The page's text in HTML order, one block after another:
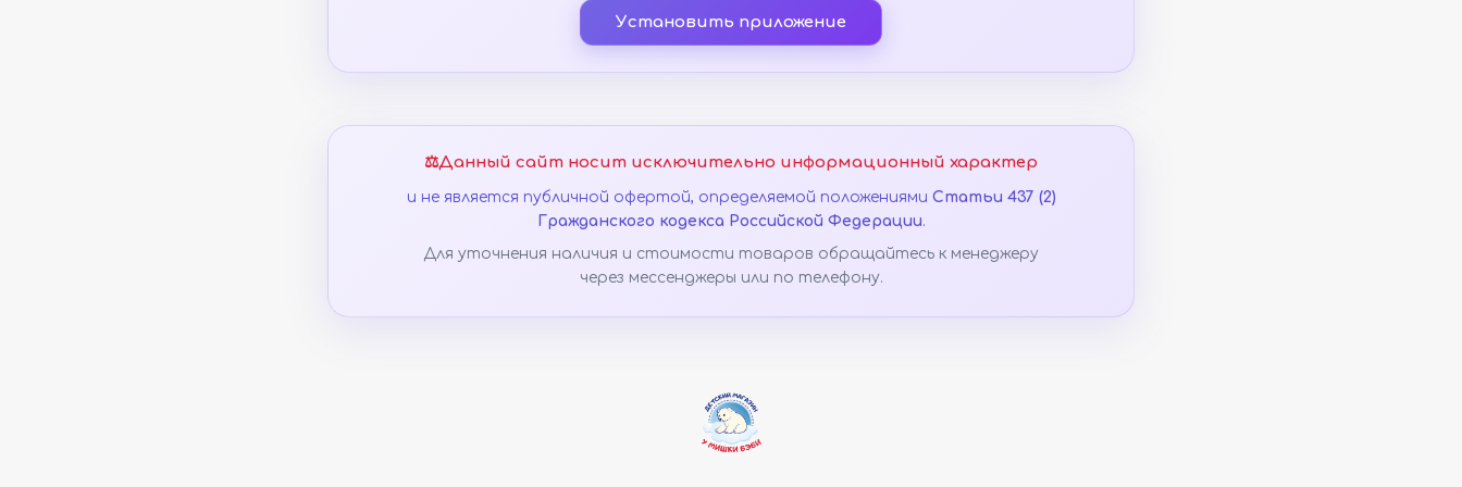
Установить приложение
⚖️Данный сайт носит исключительно информационный характер
и не является публичной офертой, определяемой положениями Статьи 437 (2)
Гражданского кодекса Российской Федерации.
Для уточнения наличия и стоимости товаров обращайтесь к менеджеру
через мессенджеры или по телефону.